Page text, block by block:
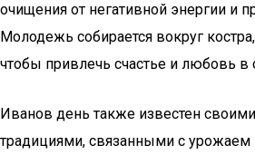
очищения от негативной энергии и
Молодежь собирается вокруг
чтобы привлечь счастье и любовь
Иванов день также известен
традициями, связанными с урожаем